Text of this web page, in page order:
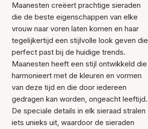
Maanesten creëert prachtige sieraden
die de beste eigenschappen van elke
vrouw naar voren laten komen en haar
tegelijkertijd een stijlvolle look geven die
perfect past bij de huidige trends.
Maanesten heeft een stijl ontwikkeld die
harmonieert met de kleuren en vormen
van deze tijd en die door iedereen
gedragen kan worden, ongeacht leeftijd.
De speciale details in elk sieraad stralen
iets unieks uit, waardoor de sieraden